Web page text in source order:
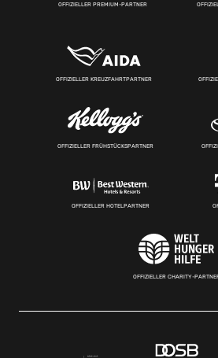
OFFIZIELLER PREMIUM-PARTNER
OFFIZIELLER KREUZFAHRTPARTNER
OFFIZIELLER FRÜHSTÜCKSPARTNER
OFFIZIELLER HOTELPARTNER
OFFIZIELLER CHARITY-